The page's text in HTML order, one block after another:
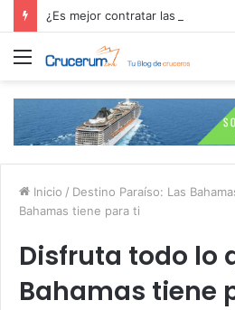
Menú
Inicio / Destino Paraíso: Las
Bahamas tiene para ti
Disfruta todo lo
Bahamas tiene